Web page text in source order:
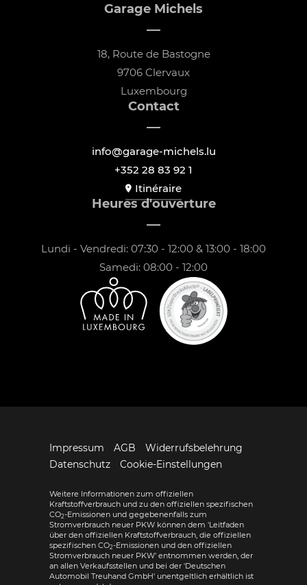
Garage Michels
18, Route de Bastogne
9706 Clervaux
Luxembourg
Contact
info@garage-michels.lu
+352 28 83 92 1
Itinéraire
Heures d'ouverture
Lundi - Vendredi: 07:30 - 12:00 & 13:00 - 18:00
Samedi: 08:00 - 12:00
Impressum AGB
Widerrufsbelehrung
Datenschutz
Cookie-Einstellungen
Weitere Informationen zum offiziellen
Kraftstoffverbrauch und zu den offiziellen spezifischen
CO2-Emissionen und gegebenenfalls zum
Stromverbrauch neuer PKW können dem 'Leitfaden
über den offiziellen Kraftstoffverbrauch, die offiziellen
spezifischen CO2-Emissionen und den offiziellen
Stromverbrauch neuer PKW' entnommen werden, der
an allen Verkaufsstellen und bei der 'Deutschen
Automobil Treuhand GmbH' unentgeltlich erhältlich ist